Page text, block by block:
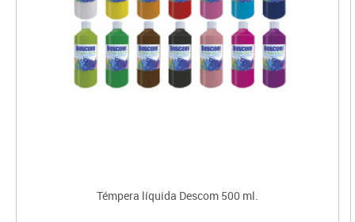
Témpera líquida Descom 500 ml.